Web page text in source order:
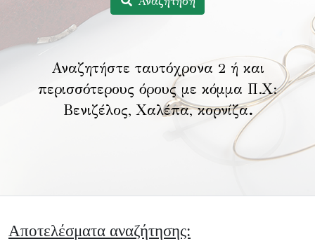
Αναζητήστε ταυτόχρονα 2 ή και
περισσότερους όρους με κόμμα Π.Χ:
Βενιζέλος, Χαλέπα, κορνίζα.
Αποτελέσματα αναζήτησης: